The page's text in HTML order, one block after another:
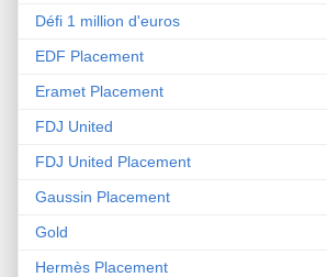
Défi 1 million d'euros
EDF Placement
Eramet Placement
FDJ United
FDJ United Placement
Gaussin Placement
Gold
Hermès Placement